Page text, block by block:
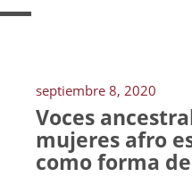
septiembre 8, 2020
Voces
mujeres afro
como forma